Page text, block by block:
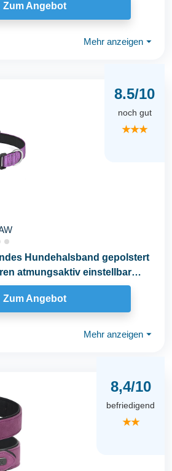
Zum Angebot
Mehr anzeigen ⏷
8.5/10
noch gut
★★★
Hundehalsband gepolstert
atmungsaktiv einstellbar
Zum Angebot
Mehr anzeigen ⏷
8,4/10
befriedigend
★★